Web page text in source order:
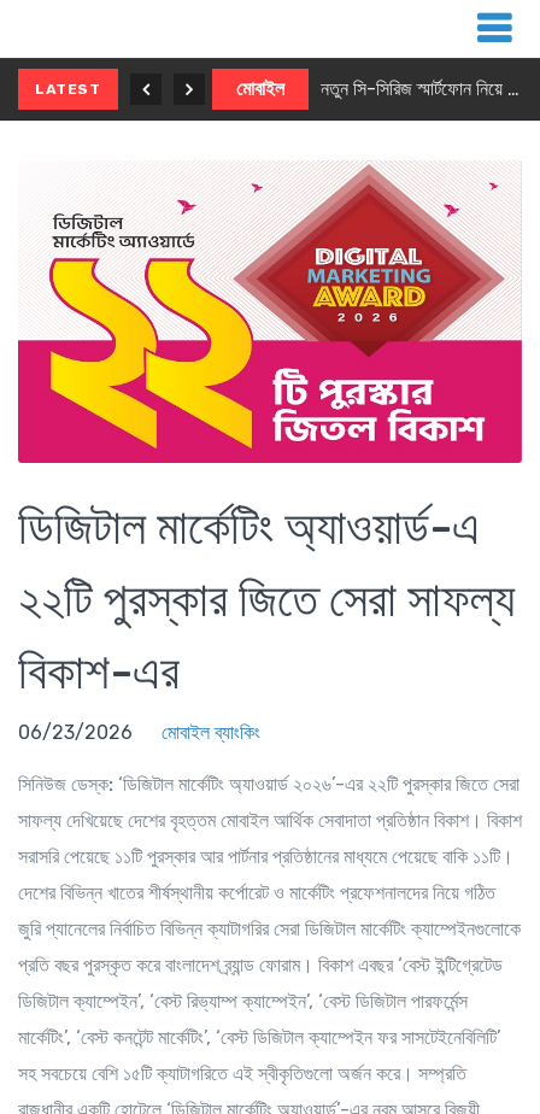
LATEST মোবাইল নতুন সি-সিরিজ স্মার্টফোন নিয়ে আসছে রিয়েলমি
ডিজিটাল মার্কেটিং অ্যাওয়ার্ড-এ
২২টি পুরস্কার জিতে সেরা সাফল্য
বিকাশ-এর
06/23/2026 মোবাইল ব্যাংকিং
সিনিউজ ডেস্ক: ‘ডিজিটাল মার্কেটিং অ্যাওয়ার্ড ২০২৬’-এর ২২টি পুরস্কার জিতে সেরা
সাফল্য দেখিয়েছে দেশের বৃহত্তম মোবাইল আর্থিক সেবাদাতা প্রতিষ্ঠান বিকাশ। বিকাশ
সরাসরি পেয়েছে ১১টি পুরস্কার আর পার্টনার প্রতিষ্ঠানের মাধ্যমে পেয়েছে বাকি ১১টি।
দেশের বিভিন্ন খাতের শীর্ষস্থানীয় কর্পোরেট ও মার্কেটিং প্রফেশনালদের নিয়ে গঠিত
জুরি প্যানেলের নির্বাচিত বিভিন্ন ক্যাটাগরির সেরা ডিজিটাল মার্কেটিং ক্যাম্পেইনগুলোকে
প্রতি বছর পুরস্কৃত করে বাংলাদেশ ব্র্যান্ড ফোরাম। বিকাশ এবছর ‘বেস্ট ইন্টিগ্রেটেড
ডিজিটাল ক্যাম্পেইন’, ‘বেস্ট রিভ্যাম্প ক্যাম্পেইন’, ‘বেস্ট ডিজিটাল পারফর্মেন্স
মার্কেটিং’, ‘বেস্ট কনটেন্ট মার্কেটিং’, ‘বেস্ট ডিজিটাল ক্যাম্পেইন ফর সাসটেইনেবিলিটি’
সহ সবচেয়ে বেশি ১৫টি ক্যাটাগরিতে এই স্বীকৃতিগুলো অর্জন করে। সম্প্রতি